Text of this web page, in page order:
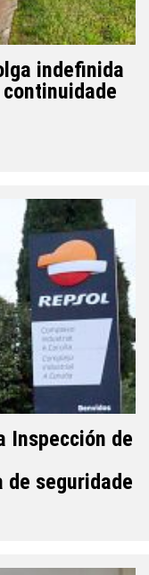
indefinida
Inspección de
seguridade